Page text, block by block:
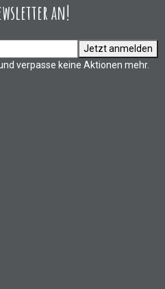
an!
Jetzt anmelden
verpasse keine Aktionen mehr.